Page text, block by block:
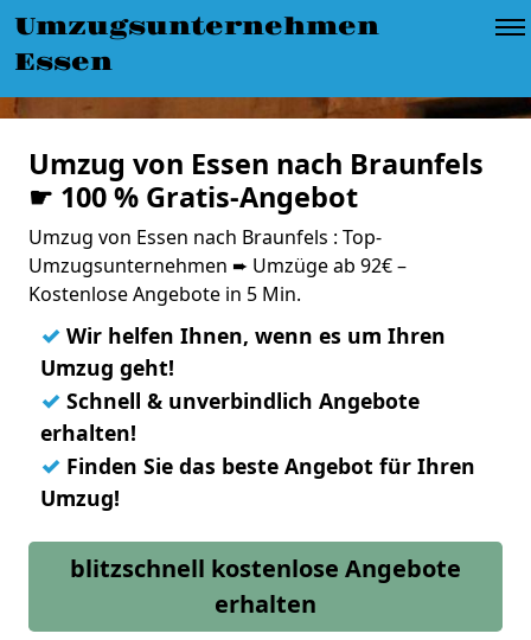
Umzugsunternehmen
Essen
Umzug von Essen nach Braunfels
☛ 100 % Gratis-Angebot
Umzug von Essen nach Braunfels : Top-
Umzugsunternehmen ➨ Umzüge ab 92€ –
Kostenlose Angebote in 5 Min.
✓ Wir helfen Ihnen, wenn es um Ihren
Umzug geht!
✓ Schnell & unverbindlich Angebote
erhalten!
✓ Finden Sie das beste Angebot für Ihren
Umzug!
blitzschnell kostenlose Angebote
erhalten